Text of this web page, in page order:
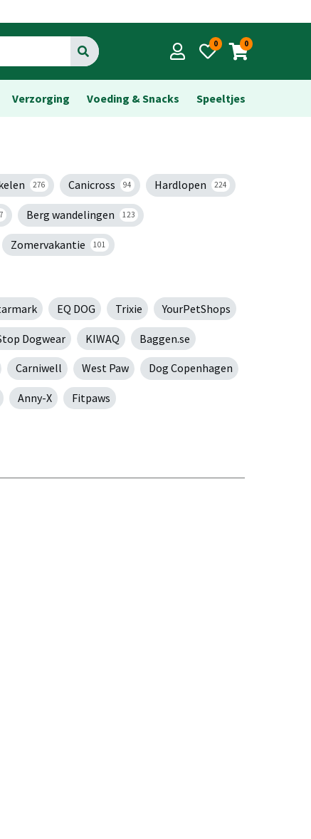
Go 0 0
Verzorging Voeding & Snacks Speeltjes
276 Canicross 94 Hardlopen 224
Berg wandelingen 123
Zomervakantie 101
EQ DOG Trixie YourPetShops
Dogwear KIWAQ Baggen.se
Carniwell West Paw Dog Copenhagen
Anny-X Fitpaws